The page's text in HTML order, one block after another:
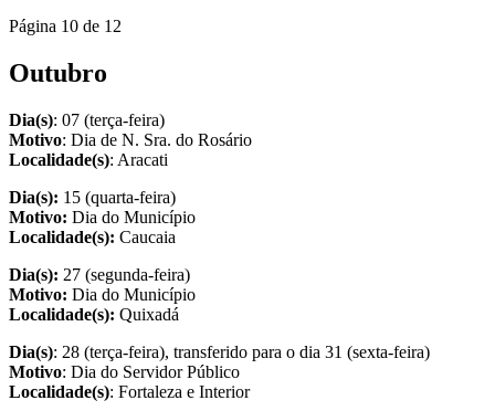
Página 10 de 12
Outubro
Dia(s): 07 (terça-feira)
Motivo: Dia de N. Sra. do Rosário
Localidade(s): Aracati
Dia(s): 15 (quarta-feira)
Motivo: Dia do Município
Localidade(s): Caucaia
Dia(s): 27 (segunda-feira)
Motivo: Dia do Município
Localidade(s): Quixadá
Dia(s): 28 (terça-feira), transferido para o dia 31 (sexta-feira)
Motivo: Dia do Servidor Público
Localidade(s): Fortaleza e Interior